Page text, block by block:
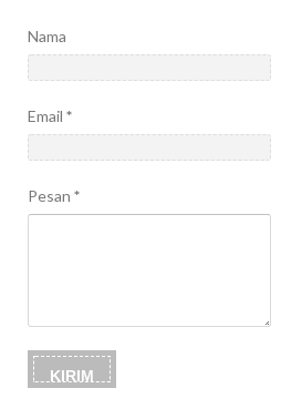
Nama
Email *
Pesan *